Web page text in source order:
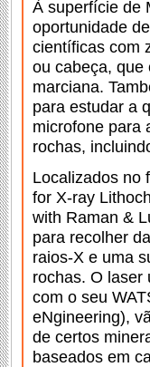
À superfície de
oportunidade
científicas com
ou cabeça, que
marciana.
para estudar a
microfone para
rochas,
Localizados no
for X-ray
with Raman &
para recolher
raios-X e uma
rochas. O laser
com o seu
eNgineering),
de certos
baseados em